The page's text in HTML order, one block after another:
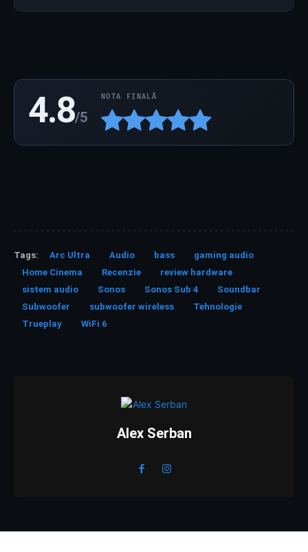
4.8
Tags: Arc Ultra Audio bass
gaming audio
Home Cinema
Recenzie
review hardware
sistem audio
Sonos Sonos Sub 4
Soundbar
Subwoofer
subwoofer wireless
Tehnologie
Trueplay
WiFi 6
Alex Serban